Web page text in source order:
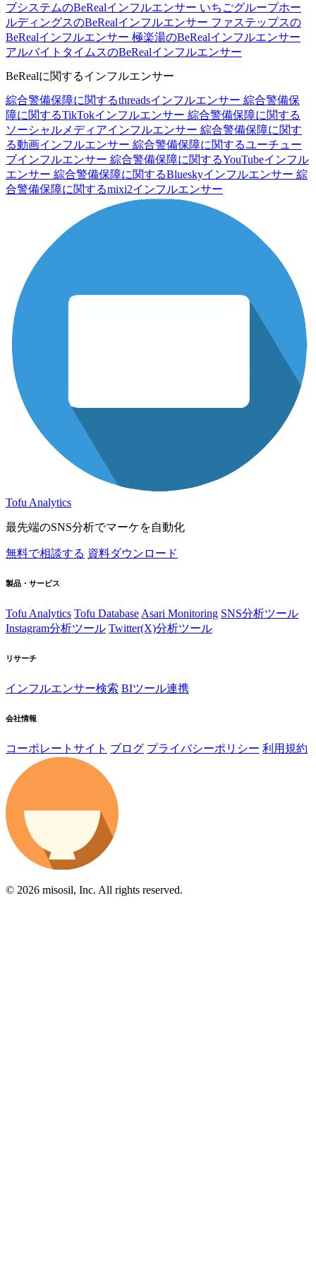
ブシステムのBeRealインフルエンサー いちごグループホー
ルディングスのBeRealインフルエンサー ファステップスの
BeRealインフルエンサー 極楽湯のBeRealインフルエンサー
アルバイトタイムスのBeRealインフルエンサー
BeRealに関するインフルエンサー
綜合警備保障に関するthreadsインフルエンサー 綜合警備保
障に関するTikTokインフルエンサー 綜合警備保障に関する
ソーシャルメディアインフルエンサー 綜合警備保障に関す
る動画インフルエンサー 綜合警備保障に関するユーチュー
ブインフルエンサー 綜合警備保障に関するYouTubeインフル
エンサー 綜合警備保障に関するBlueskyインフルエンサー 綜
合警備保障に関するmixi2インフルエンサー
Tofu Analytics
最先端のSNS分析でマーケを自動化
無料で相談する 資料ダウンロード
製品・サービス
Tofu Analytics Tofu Database Asari Monitoring SNS分析ツール
Instagram分析ツール Twitter(X)分析ツール
リサーチ
インフルエンサー検索 BIツール連携
会社情報
コーポレートサイト ブログ プライバシーポリシー 利用規約
© 2026 misosil, Inc. All rights reserved.